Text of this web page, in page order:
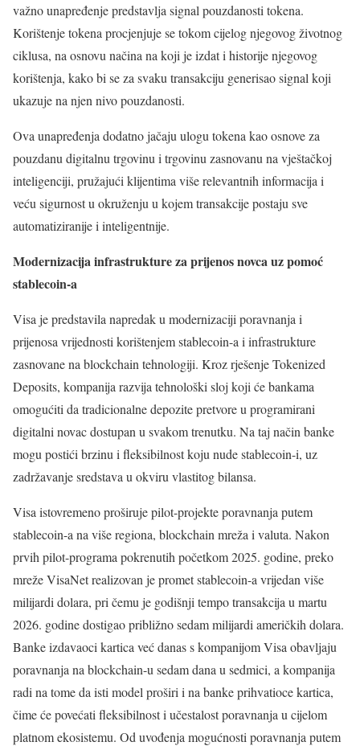
važno unapređenje predstavlja signal pouzdanosti tokena.
Korištenje tokena procjenjuje se tokom cijelog njegovog životnog
ciklusa, na osnovu načina na koji je izdat i historije njegovog
korištenja, kako bi se za svaku transakciju generisao signal koji
ukazuje na njen nivo pouzdanosti.
Ova unapređenja dodatno jačaju ulogu tokena kao osnove za
pouzdanu digitalnu trgovinu i trgovinu zasnovanu na vještačkoj
inteligenciji, pružajući klijentima više relevantnih informacija i
veću sigurnost u okruženju u kojem transakcije postaju sve
automatiziranije i inteligentnije.
Modernizacija infrastrukture za prijenos novca uz pomoć
stablecoin-a
Visa je predstavila napredak u modernizaciji poravnanja i
prijenosa vrijednosti korištenjem stablecoin-a i infrastrukture
zasnovane na blockchain tehnologiji. Kroz rješenje Tokenized
Deposits, kompanija razvija tehnološki sloj koji će bankama
omogućiti da tradicionalne depozite pretvore u programirani
digitalni novac dostupan u svakom trenutku. Na taj način banke
mogu postići brzinu i fleksibilnost koju nude stablecoin-i, uz
zadržavanje sredstava u okviru vlastitog bilansa.
Visa istovremeno proširuje pilot-projekte poravnanja putem
stablecoin-a na više regiona, blockchain mreža i valuta. Nakon
prvih pilot-programa pokrenutih početkom 2025. godine, preko
mreže VisaNet realizovan je promet stablecoin-a vrijedan više
milijardi dolara, pri čemu je godišnji tempo transakcija u martu
2026. godine dostigao približno sedam milijardi američkih dolara.
Banke izdavaoci kartica već danas s kompanijom Visa obavljaju
poravnanja na blockchain-u sedam dana u sedmici, a kompanija
radi na tome da isti model proširi i na banke prihvatioce kartica,
čime će povećati fleksibilnost i učestalost poravnanja u cijelom
platnom ekosistemu. Od uvođenja mogućnosti poravnanja putem